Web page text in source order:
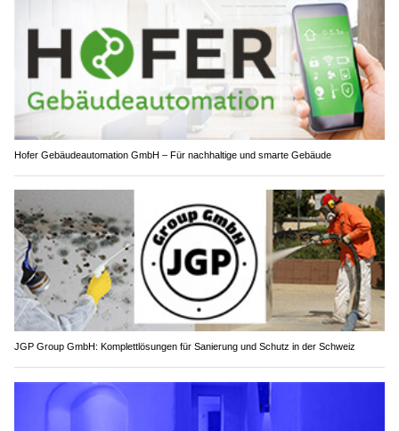
Hofer Gebäudeautomation GmbH – Für nachhaltige und smarte Gebäude
JGP Group GmbH: Komplettlösungen für Sanierung und Schutz in der Schweiz